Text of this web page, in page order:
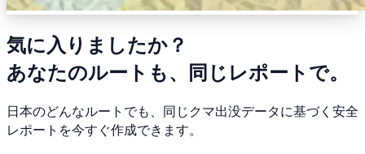
気に入りましたか？
あなたのルートも、同じレポートで。
日本のどんなルートでも、同じクマ出没データに基づく安全
レポートを今すぐ作成できます。